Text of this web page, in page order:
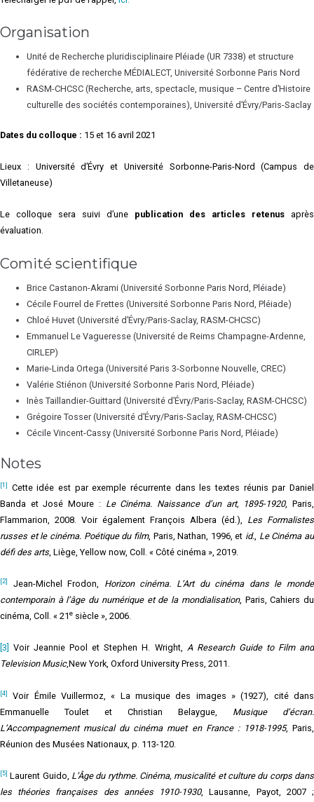
Organisation
Unité de Recherche pluridisciplinaire Pléiade (UR 7338) et structure
fédérative de recherche MÉDIALECT, Université Sorbonne Paris Nord
RASM-CHCSC (Recherche, arts, spectacle, musique – Centre d’Histoire
culturelle des sociétés contemporaines), Université d’Évry/Paris-Saclay
Dates du colloque : 15 et 16 avril 2021
Lieux : Université d’Évry et Université Sorbonne-Paris-Nord (Campus de
Villetaneuse)
Le colloque sera suivi d’une publication des articles retenus après
évaluation.
Comité scientifique
Brice Castanon-Akrami (Université Sorbonne Paris Nord, Pléiade)
Cécile Fourrel de Frettes (Université Sorbonne Paris Nord, Pléiade)
Chloé Huvet (Université d’Évry/Paris-Saclay, RASM-CHCSC)
Emmanuel Le Vagueresse (Université de Reims Champagne-Ardenne,
CIRLEP)
Marie-Linda Ortega (Université Paris 3-Sorbonne Nouvelle, CREC)
Valérie Stiénon (Université Sorbonne Paris Nord, Pléiade)
Inès Taillandier-Guittard (Université d’Évry/Paris-Saclay, RASM-CHCSC)
Grégoire Tosser (Université d’Évry/Paris-Saclay, RASM-CHCSC)
Cécile Vincent-Cassy (Université Sorbonne Paris Nord, Pléiade)
Notes
[1]
Cette idée est par exemple récurrente dans les textes réunis par Daniel
Banda et José Moure : Le Cinéma. Naissance d’un art, 1895-1920, Paris,
Flammarion, 2008. Voir également François Albera (éd.), Les Formalistes
russes et le cinéma. Poétique du film, Paris, Nathan, 1996, et id. Le Cinéma au
défi des arts , Liège, Yellow now, Coll. « Côté cinéma », 2019.
[2] Jean-Michel Frodon, Horizon cinéma. L’Art du cinéma dans le monde
contemporain à l’âge du numérique et de la mondialisation, Paris, Cahiers du
cinéma, Coll. « 21e siècle », 2006.
[3] Voir Jeannie Pool et Stephen H. Wright, A Research Guide to Film and
Television Music,New York, Oxford University Press, 2011.
[4]
Voir Émile Vuillermoz, « La musique des images » (1927), cité dans
Emmanuelle Toulet et Christian Belaygue, Musique d’écran.
L’Accompagnement musical du cinéma muet en France : 1918-1995, Paris,
Réunion des Musées Nationaux, p. 113-120.
[5] Laurent Guido, L’Âge du rythme. Cinéma, musicalité et culture du corps dans
les théories françaises des années 1910-1930, Lausanne, Payot, 2007 ;